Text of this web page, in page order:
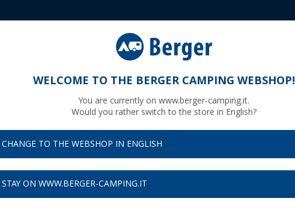
BARTOLINIWELCOME TO THE BERGER CAMPING WEBSHOP!
You are currently on www.berger-camping.it.
Would you rather switch to the store in English?
CHANGE TO THE WEBSHOP IN ENGLISH
STAY ON WWW.BERGER-CAMPING.IT